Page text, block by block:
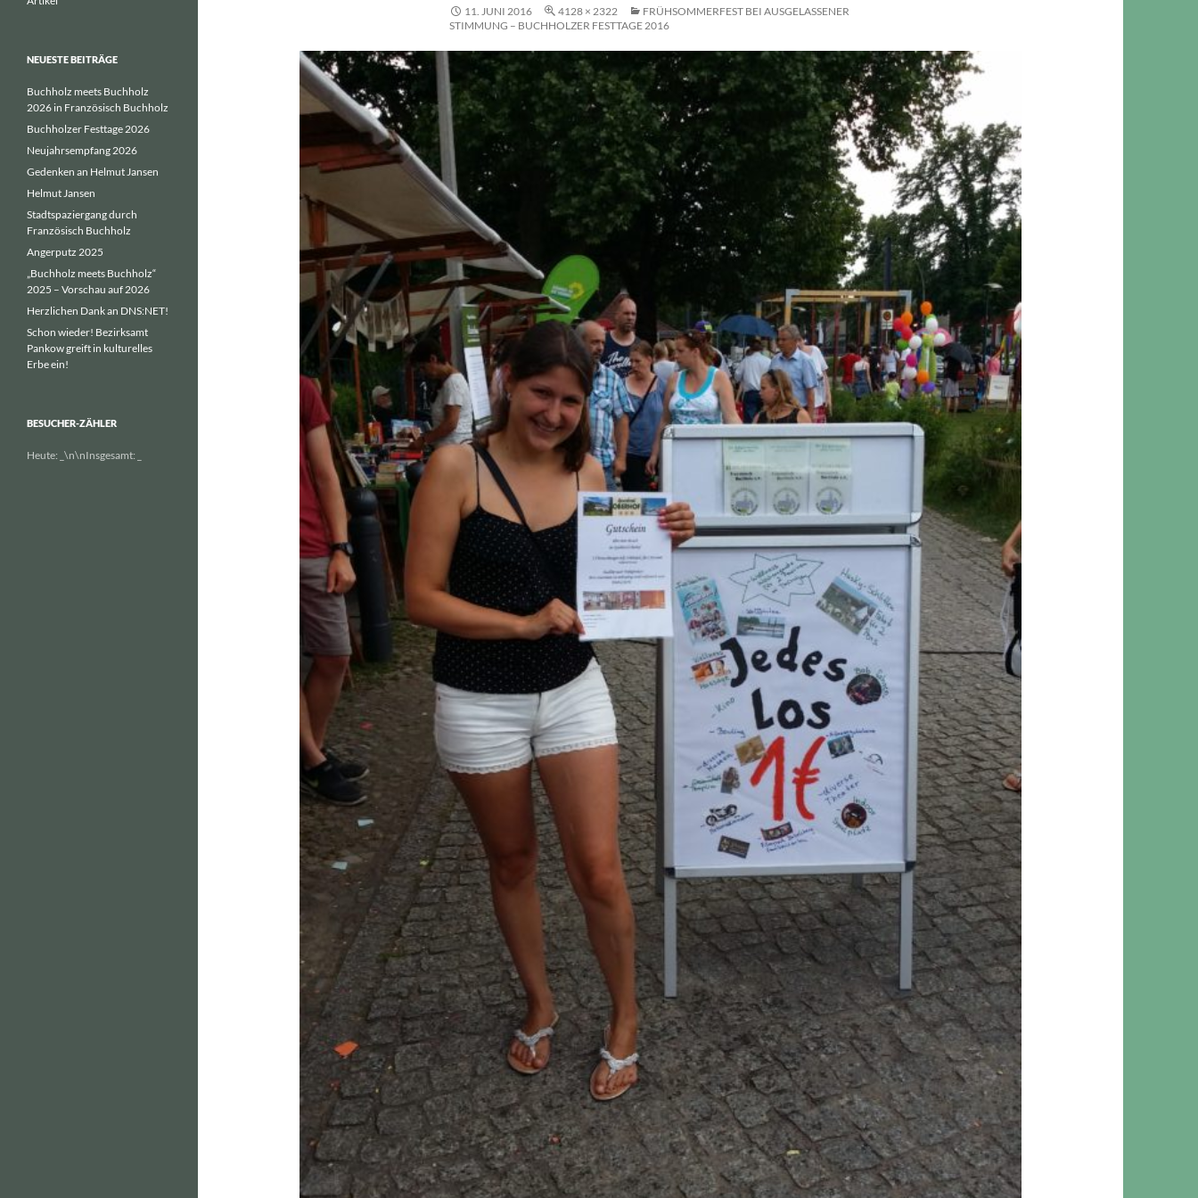
11. JUNI 2016 4128 × 2322
FRÜHSOMMERFEST BEI AUSGELASSENER
STIMMUNG – BUCHHOLZER FESTTAGE 2016
NEUESTE BEITRÄGE
Buchholz meets Buchholz
2026 in Französisch Buchholz
Buchholzer Festtage 2026
Neujahrsempfang 2026
Gedenken an Helmut Jansen
Helmut Jansen
Stadtspaziergang durch
Französisch Buchholz
Angerputz 2025
„Buchholz meets Buchholz“
2025 – Vorschau auf 2026
Herzlichen Dank an DNS:NET!
Schon wieder! Bezirksamt
Pankow greift in kulturelles
Erbe ein!
BESUCHER-ZÄHLER
Heute: \n\nInsgesamt: